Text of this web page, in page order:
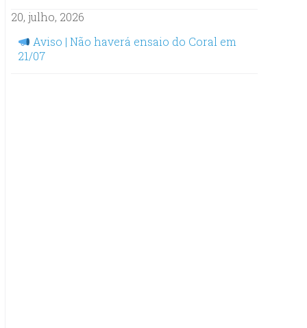
20, julho, 2026
Aviso | Não haverá ensaio do Coral em
21/07